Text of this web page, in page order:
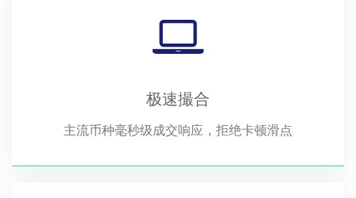
极速撮合
主流币种毫秒级成交响应，拒绝卡顿滑点